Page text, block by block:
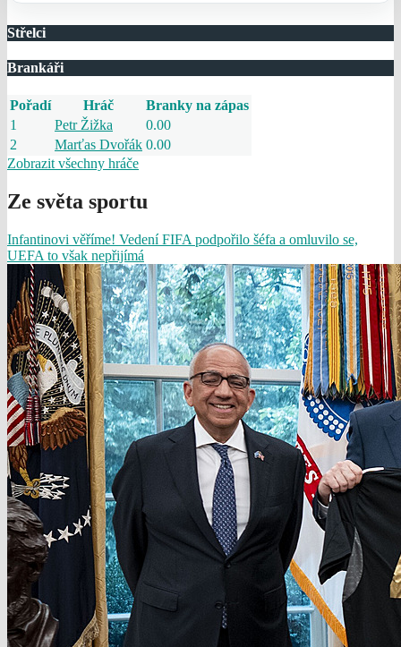
Střelci
Brankáři
Pořadí Hráč
Branky na zápas
1
Petr Žižka
0.00
2
Marťas Dvořák 0.00
Zobrazit všechny hráče
Ze světa sportu
Infantinovi věříme! Vedení FIFA podpořilo šéfa a omluvilo se,
UEFA to však nepřijímá